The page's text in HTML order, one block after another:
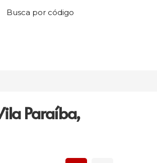
Paraíba,